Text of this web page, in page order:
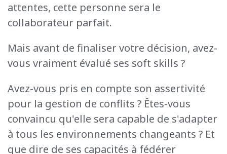
attentes, cette personne sera le
collaborateur parfait.
Mais avant de finaliser votre décision, avez-
vous vraiment évalué ses soft skills ?
Avez-vous pris en compte son assertivité
pour la gestion de conflits ? Êtes-vous
convaincu qu'elle sera capable de s'adapter
à tous les environnements changeants ? Et
que dire de ses capacités à fédérer